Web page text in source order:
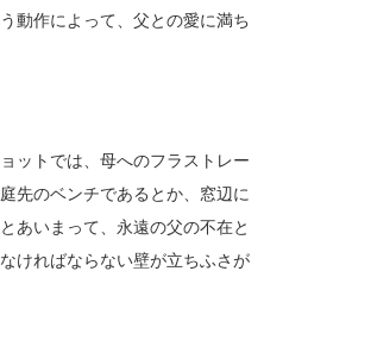
動作によって、父との愛に満ち
ットでは、母へのフラストレー
先のベンチであるとか、窓辺に
あいまって、永遠の父の不在と
ければならない壁が立ちふさが